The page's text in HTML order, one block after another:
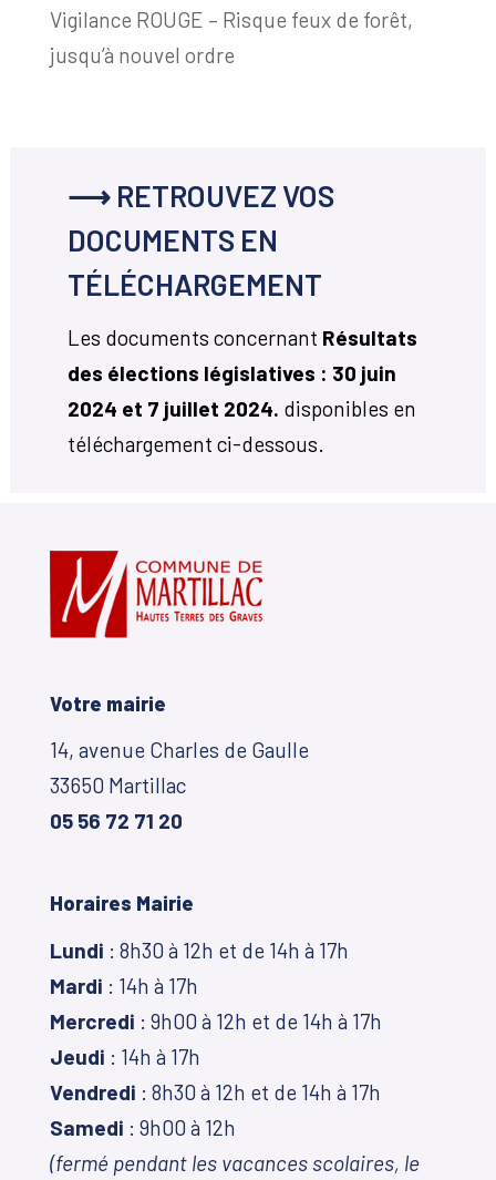
Vigilance ROUGE – Risque feux de forêt,
jusqu’à nouvel ordre
⟶ RETROUVEZ VOS
DOCUMENTS EN
TÉLÉCHARGEMENT
Les documents concernant Résultats
des élections législatives : 30 juin
2024 et 7 juillet 2024. disponibles en
téléchargement ci-dessous.
Votre mairie
14, avenue Charles de Gaulle
33650 Martillac
05 56 72 71 20
Horaires Mairie
Lundi : 8h30 à 12h et de 14h à 17h
Mardi : 14h à 17h
Mercredi : 9h00 à 12h et de 14h à 17h
Jeudi : 14h à 17h
Vendredi : 8h30 à 12h et de 14h à 17h
Samedi : 9h00 à 12h
(fermé pendant les vacances scolaires, le